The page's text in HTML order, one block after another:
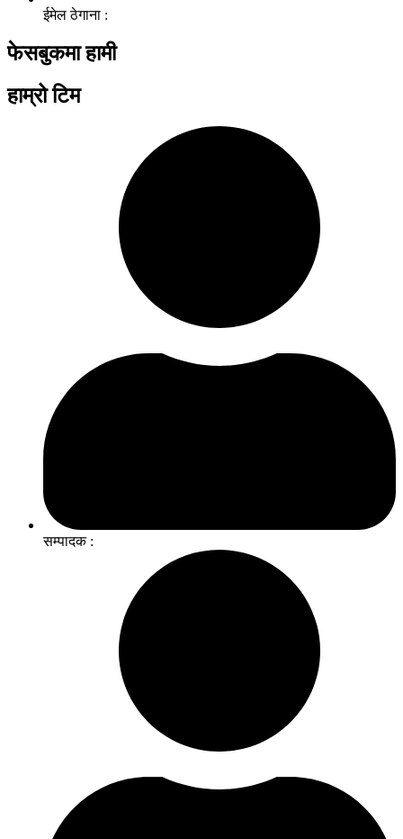
ईमेल ठेगाना :
फेसबुकमा हामी
हाम्रो टिम
सम्पादक :